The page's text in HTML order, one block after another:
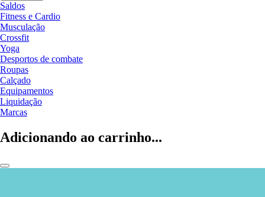
Saldos
Fitness e Cardio
Musculação
Crossfit
Yoga
Desportos de combate
Roupas
Calçado
Equipamentos
Liquidação
Marcas
Adicionando ao carrinho...